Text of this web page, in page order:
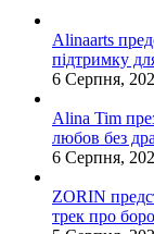
Alinaarts
підтримку
6 Серпня,
Alina Tim
любов без
6 Серпня,
ZORIN
трек про